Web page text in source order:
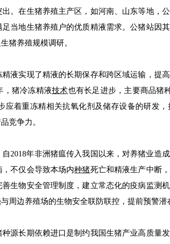
。在生猪养殖主产区，如河南、山东等地，
当地生猪养殖户的优质精液需求。公猪站因
猪养殖规模调研。
液实现了精液的长期保存和跨区域运输，提
，猪冷冻精液技术也有长足进步，主要商品猪
着重冻精相关抗氧化剂及储存设备的研发
竞争力。
2018年非洲猪瘟传入我国以来，对养猪业造
不仅会导致本场内种猪死亡和精液生产中断
生物安全管理制度，建立常态化的疫病监测
周边养殖场的生物安全联防联控，提前预警潜
长期依赖进口是制约我国生猪产业高质量